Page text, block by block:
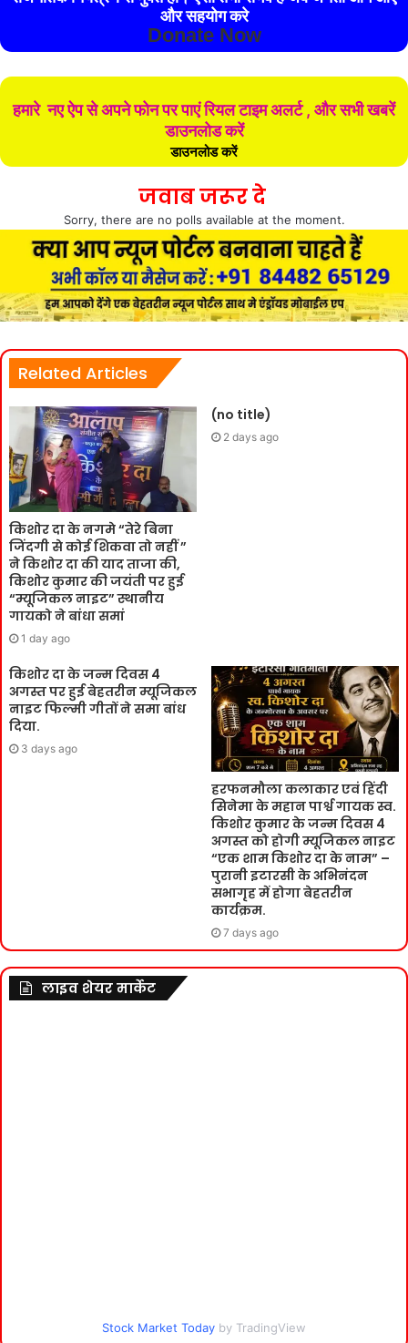
और सहयोग करे
Donate Now
हमारे नए ऐप से अपने फोन पर पाएं रियल टाइम अलर्ट , और सभी खबरें
डाउनलोड करें
डाउनलोड करें
जवाब जरूर दे
Sorry, there are no polls available at the moment.
Related Articles
किशोर दा के नगमे “तेरे बिना
जिंदगी से कोई शिकवा तो नहीं ”
ने किशोर दा की याद ताजा की,
किशोर कुमार की जयंती पर हुई
“म्यूजिकल नाइट” स्थानीय
गायको ने बांधा समां
1 day ago
(no title)
2 days ago
किशोर दा के जन्म दिवस 4
अगस्त पर हुई बेहतरीन म्यूजिकल
नाइट फिल्मी गीतों ने समा बांध
दिया.
3 days ago
हरफनमौला कलाकार एवं हिंदी
सिनेमा के महान पार्श्व गायक स्व.
किशोर कुमार के जन्म दिवस 4
अगस्त को होगी म्यूजिकल नाइट
“एक शाम किशोर दा के नाम” –
पुरानी इटारसी के अभिनंदन
सभागृह में होगा बेहतरीन
कार्यक्रम.
7 days ago
लाइव शेयर मार्केट
Stock Market Today by TradingView